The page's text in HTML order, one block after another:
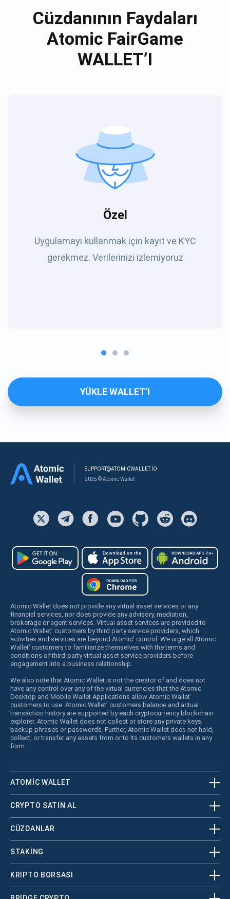
Cüzdanının Faydaları
Atomic FairGame
WALLET’I
Özel
Uygulamayı kullanmak için kayıt ve KYC
gerekmez. Verilerinizi izlemiyoruz
YÜKLE WALLET’I
SUPPORT@ATOMICWALLET.IO
2025 © Atomic Wallet
Atomic Wallet does not provide any virtual asset services or any
financial services, nor does provide any advisory, mediation,
brokerage or agent services. Virtual asset services are provided to
Atomic Wallet’ customers by third party service providers, which
activities and services are beyond Atomic’ control. We urge all Atomic
Wallet’ customers to familiarize themselves with the terms and
conditions of third-party virtual asset service providers before
engagement into a business relationship.
We also note that Atomic Wallet is not the creator of and does not
have any control over any of the virtual currencies that the Atomic
Desktop and Mobile Wallet Applications allow Atomic Wallet’
customers to use. Atomic Wallet’ customers balance and actual
transaction history are supported by each cryptocurrency blockchain
explorer. Atomic Wallet does not collect or store any private keys,
backup phrases or passwords. Further, Atomic Wallet does not hold,
collect, or transfer any assets from or to its customers wallets in any
form.
ATOMIC WALLET
CRYPTO SATIN AL
CÜZDANLAR
STAKING
KRİPTO BORSASI